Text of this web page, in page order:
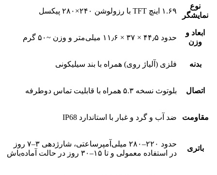
نوع
نمایشگر
۱.۶۹ اینچ TFT با رزولوشن ۲۴۰×۲۸۰ پیکسل
ابعاد و
وزن
حدود ۴۴٫۵ × ۳۷ × ۱۱٫۶ میلی‌متر و وزن ~۵۰ گرم
بدنه فلزی (آلیاژ روی) همراه با بند سیلیکونی
اتصال بلوتوث نسخه ۵.۳ همراه با قابلیت تماس دوطرفه
مقاومت ضد آب و گرد و غبار با استاندارد IP68
باتری
حدود ۲۲۰–۲۸۰ میلی‌آمپر‌ساعتی، شارژدهی ۳–۷ روز
در استفاده معمولی و تا ۱۵–۳۰ روز در حالت آماده‌باش